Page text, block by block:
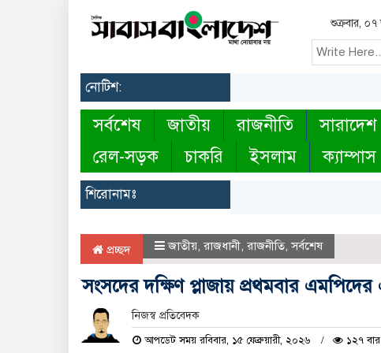
শুক্রবার,
নোটিশ:
সর্বশেষ জাতীয় রাজনীতি সারাদেশ
রেল-সড়ক
চাকরি ইসলাম ক্যাম্পাস
শিরোনামঃ
প্রচ্ছদ জাতীয়, রাজধানী, রাজনীতি,সর্বশেষ
সংসদের দক্ষিণ প্লাজায় প্রথমবার এমপিদের
নিজস্ব প্রতিবেদক
আপডেট সময় রবিবার, ১৫ ফেব্রুয়ারী, ২০২৬ ১২৭ বার